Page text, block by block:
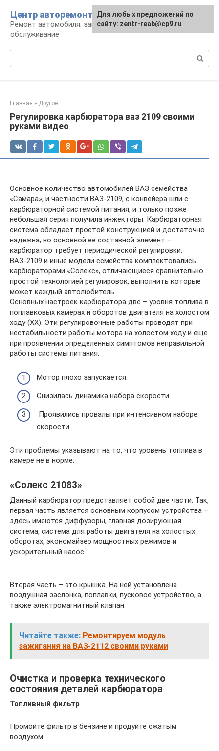
контенту
Центр авторемонта
Ремонт автомобиля, запчасти и
обслуживание
Главная » Другое
Регулировка карбюратора ваз 2109 своими
руками видео
Основное количество автомобилей ВАЗ семейства
«Самара», и частности ВАЗ-2109, с конвейера шли с
карбюраторной системой питания, и только позже
небольшая серия получила инжекторы. Карбюраторная
система обладает простой конструкцией и достаточно
надежна, но основной ее составной элемент –
карбюратор требует периодической регулировки.
ВАЗ-2109 и иные модели семейства комплектовались
карбюраторами «Солекс», отличающиеся сравнительно
простой технологией регулировок, выполнить которые
может каждый автолюбитель.
Основных настроек карбюратора две – уровня топлива в
поплавковых камерах и оборотов двигателя на холостом
ходу (ХХ). Эти регулировочные работы проводят при
нестабильности работы мотора на холостом ходу и еще
при проявлении определенных симптомов неправильной
работы системы питания:
Мотор плохо запускается.
Снизилась динамика набора скорости.
Проявились провалы при интенсивном наборе
скорости.
Эти проблемы указывают на то, что уровень топлива в
камере не в норме.
«Солекс 21083»
Данный карбюратор представляет собой две части. Так,
первая часть является основным корпусом устройства –
здесь имеются диффузоры, главная дозирующая
система, система для работы двигателя на холостых
оборотах, экономайзер мощностных режимов и
ускорительный насос.
Вторая часть – это крышка. На ней установлена
воздушная заслонка, поплавки, пусковое устройство, а
также электромагнитный клапан.
Читайте также: Ремонтируем модуль
зажигания на ВАЗ-2112 своими руками
Очистка и проверка технического
состояния деталей карбюратора
Топливный фильтр
Промойте фильтр в бензине и продуйте сжатым
воздухом.
Для любых предложений по
сайту: zentr-reab@cp9.ru